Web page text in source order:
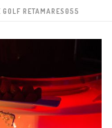
GOLF RETAMARES055